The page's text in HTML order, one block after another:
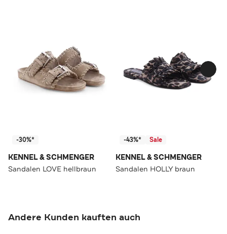
-30%*
KENNEL & SCHMENGER
Sandalen LOVE hellbraun
-43%* Sale
KENNEL & SCHMENGER
Sandalen HOLLY braun
Andere Kunden kauften auch